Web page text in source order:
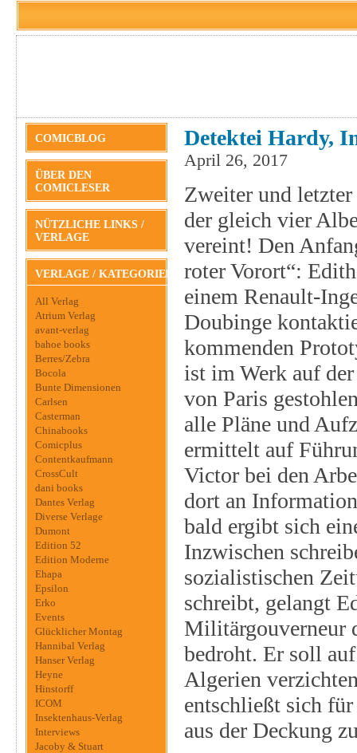
COMICBLOG
ÜBER DEN
COMICLESER
NÜTZLICHE LINKS /
VERLAGE
VERLAGE / KATEGORIEN
All Verlag
Atrium Verlag
avant-verlag
bahoe books
Berres/Zebra
Bocola
Bunte Dimensionen
Carlsen
Casterman
Chinabooks
Comicplus
Contentkaufmann
CrossCult
dani books
Dantes Verlag
Diverse Verlage
Dumont
Edition 52
Edition Moderne
Ehapa
Epsilon
Erko
Events
Glücklicher Montag
Hannibal Verlag
Hanser Verlag
Heyne
Hinstorff
ICOM
Insektenhaus-Verlag
Interviews
Jacoby & Stuart
Detektei Hardy,
April 26, 2017
Zweiter und letzter
der gleich vier
vereint! Den
roter Vorort“:
einem Renault-
Doubinge
kommenden
ist im Werk auf
von Paris
alle Pläne und
ermittelt auf
Victor bei den
dort an
bald ergibt sich
Inzwischen
sozialistischen
schreibt, gelangt
Militärgouverneur
bedroht. Er soll
Algerien
entschließt sich
aus der Deckung